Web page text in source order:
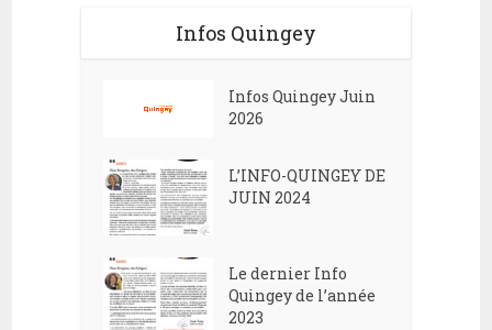
Infos Quingey
Infos Quingey Juin
2026
L’INFO-QUINGEY DE
JUIN 2024
Le dernier Info
Quingey de l’année
2023